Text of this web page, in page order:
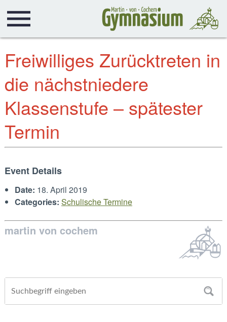
Freiwilliges Zurücktreten in
die nächstniedere
Klassenstufe – spätester
Termin
Event Details
Date: 18. April 2019
Categories: Schulische Termine
martin von cochem